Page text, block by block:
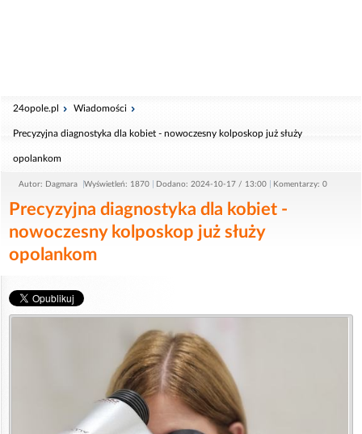
24opole.pl Wiadomości
Precyzyjna diagnostyka dla kobiet - nowoczesny kolposkop już służy
opolankom
Autor: Dagmara Wyświetleń: 1870 Dodano: 2024-10-17 / 13:00 Komentarzy: 0
Precyzyjna diagnostyka dla kobiet -
nowoczesny kolposkop już służy
opolankom